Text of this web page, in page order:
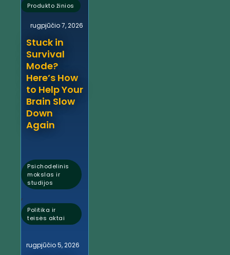
Produkto žinios
rugpjūčio 7, 2026
Stuck in
Survival
Mode?
Here’s How
to Help Your
Brain Slow
Down
Again
Psichodelinis
mokslas ir
studijos
,
Politika ir
teisės aktai
rugpjūčio 5, 2026